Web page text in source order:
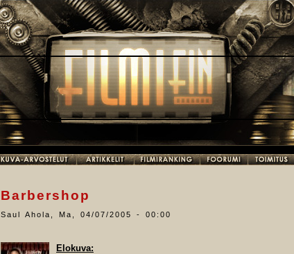
Barbershop
Saul Ahola Ma, 04/07/2005 - 00:00
Elokuva: